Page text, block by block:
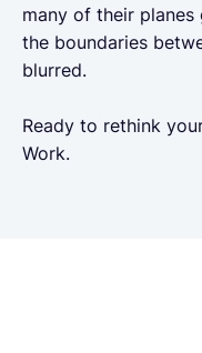
many of their planes
the boundaries
blurred.
Ready to rethink
Work.